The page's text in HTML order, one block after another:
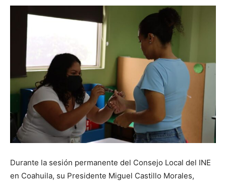
Durante la sesión permanente del Consejo Local del INE
en Coahuila, su Presidente Miguel Castillo Morales,